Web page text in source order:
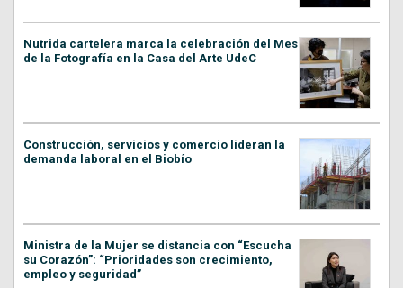
Nutrida cartelera marca la celebración del Mes
de la Fotografía en la Casa del Arte UdeC
Construcción, servicios y comercio lideran la
demanda laboral en el Biobío
Ministra de la Mujer se distancia con “Escucha
su Corazón”: “Prioridades son crecimiento,
empleo y seguridad”